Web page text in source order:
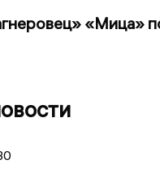
«Мица»